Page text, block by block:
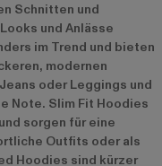
Schnitten und
und Anlässe
im Trend und bieten
modernen
oder Leggings und
Note. Slim Fit Hoodies
sorgen für eine
Outfits oder als
Hoodies sind kürzer